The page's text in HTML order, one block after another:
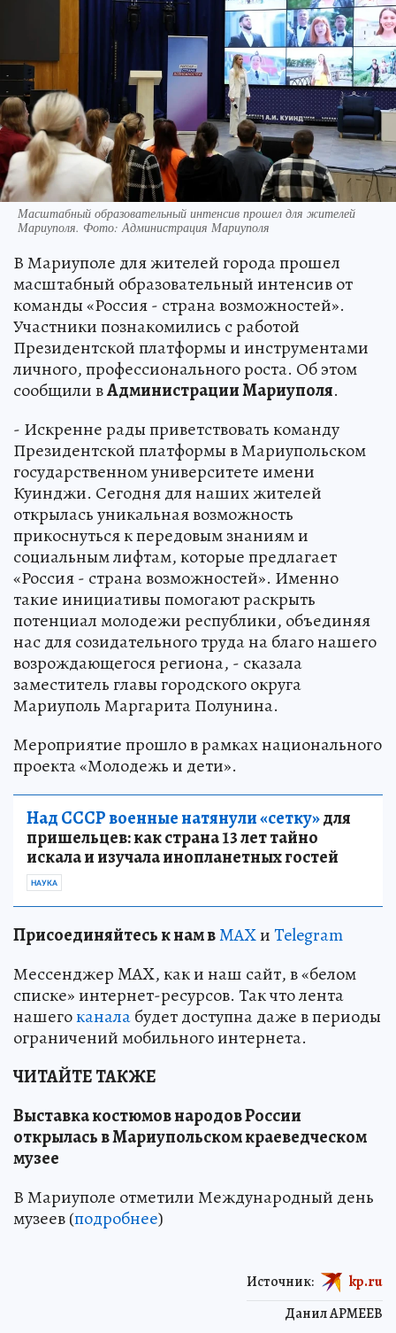
Масштабный образовательный интенсив прошел для жителей
Мариуполя. Фото: Администрация Мариуполя
В Мариуполе для жителей города прошел
масштабный образовательный интенсив от
команды «Россия - страна возможностей».
Участники познакомились с работой
Президентской платформы и инструментами
личного, профессионального роста. Об этом
сообщили вАдминистрации Мариуполя.
- Искренне рады приветствовать команду
Президентской платформы в Мариупольском
государственном университете имени
Куинджи. Сегодня для наших жителей
открылась уникальная возможность
прикоснуться к передовым знаниям и
социальным лифтам, которые предлагает
«Россия - страна возможностей». Именно
такие инициативы помогают раскрыть
потенциал молодежи республики, объединяя
нас для созидательного труда на благо нашего
возрождающегося региона, - сказала
заместитель главы городского округа
Мариуполь Маргарита Полунина.
Мероприятие прошло в рамках национального
проекта «Молодежь и дети».
Над СССР военные натянули «сетку»для
пришельцев: как страна 13 лет тайно
искала и изучала инопланетных гостей
НАУКА
Присоединяйтесь к нам вMAXиTelegram
Мессенджер MAX, как и наш сайт, в «белом
списке» интернет-ресурсов. Так что лента
нашегоканалабудет доступна даже в периоды
ограничений мобильного интернета.
ЧИТАЙТЕ ТАКЖЕ
Выставка костюмов народов России
открылась в Мариупольском краеведческом
музее
В Мариуполе отметили Международный день
музеев (подробнее)
Данил АРМЕЕВ
Источник: kp.ru